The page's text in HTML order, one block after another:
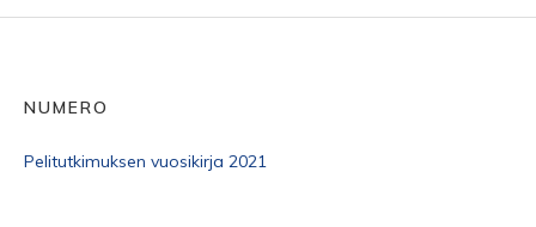
NUMERO
Pelitutkimuksen vuosikirja 2021